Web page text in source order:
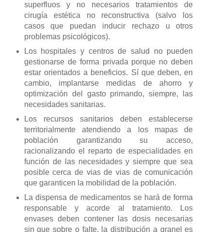
superfluos y no necesarios tratamientos de
cirugía estética no reconstructiva (salvo los
casos que puedan inducir rechazo u otros
problemas psicológicos).
Los hospitales y centros de salud no pueden
gestionarse de forma privada porque no deben
estar orientados a beneficios. Sí que deben, en
cambio, implantarse medidas de ahorro y
optimización del gasto primando, siempre, las
necesidades sanitarias.
Los recursos sanitarios deben establecerse
territorialmente atendiendo a los mapas de
población garantizando su acceso,
racionalizando el reparto de especialidades en
función de las necesidades y siempre que sea
posible cerca de vias de vias de comunicación
que garanticen la mobilidad de la población.
La dispensa de medicamentos se hará de forma
responsable y acorde al tratamiento. Los
envases deben contener las dosis necesarias
sin que sobre o falte, la distribución a granel es